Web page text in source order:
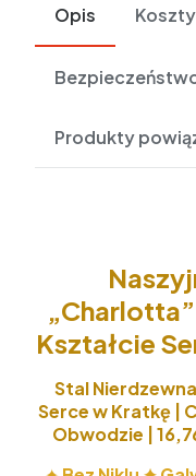
Opis
Produkty
Kształcie
Stal
Serce w Kratkę |
Obwodzie |